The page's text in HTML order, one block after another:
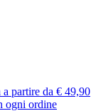
a partire da € 49,90
ogni ordine